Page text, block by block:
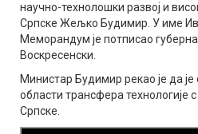
научно-технолошки развој и
Српске Жељко Будимир. У име
Меморандум је потписао
Воскресенски.
Министар Будимир рекао је да
области трансфера технологије
Српске.